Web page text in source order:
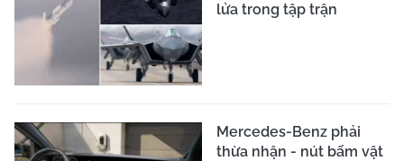
lửa trong tập trận
Mercedes-Benz phải
thừa nhận - nút bấm vật